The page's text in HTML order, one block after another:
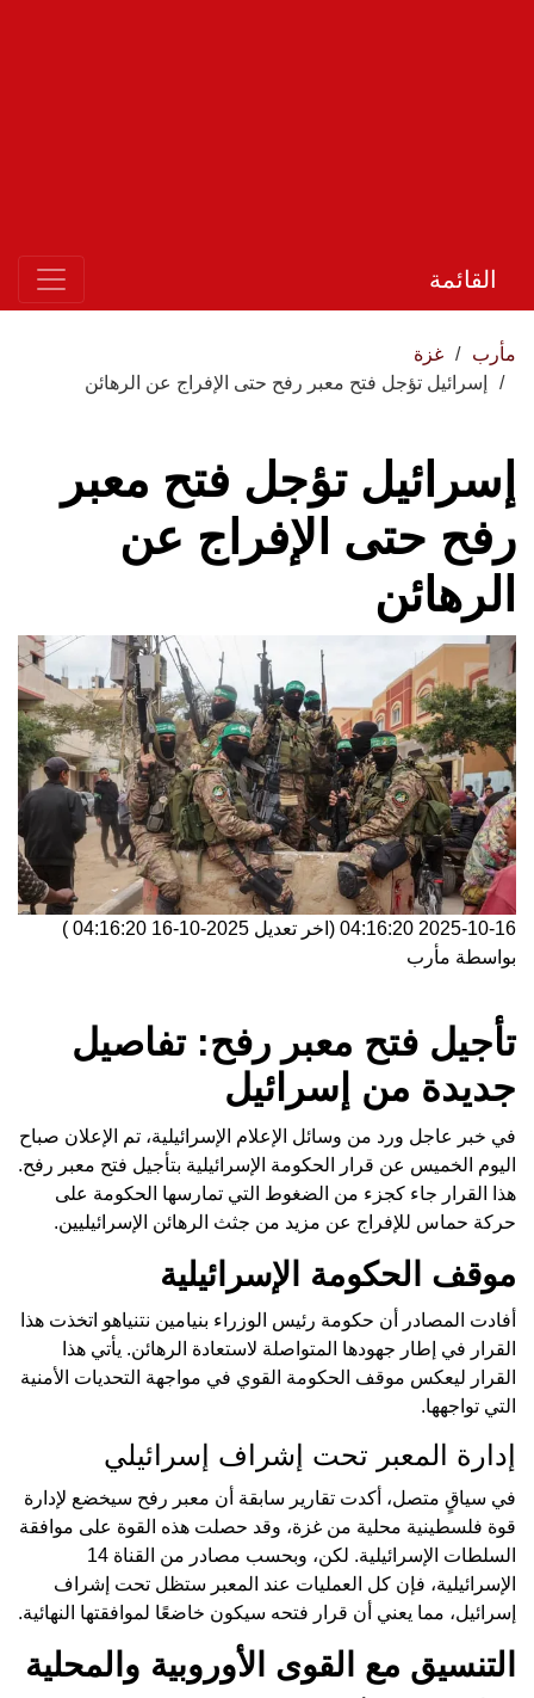
القائمة
مأرب
غزة
إسرائيل تؤجل فتح معبر رفح حتى الإفراج عن الرهائن
إسرائيل تؤجل فتح معبر
رفح حتى الإفراج عن
الرهائن
2025-10-16 04:16:20 (اخر تعديل 2025-10-16 04:16:20
)
بواسطة مأرب
تأجيل فتح معبر رفح: تفاصيل
جديدة من إسرائيل
في خبر عاجل ورد من وسائل الإعلام الإسرائيلية، تم الإعلان صباح
اليوم الخميس عن قرار الحكومة الإسرائيلية بتأجيل فتح معبر رفح.
هذا القرار جاء كجزء من الضغوط التي تمارسها الحكومة على
حركة حماس للإفراج عن مزيد من جثث الرهائن الإسرائيليين.
موقف الحكومة الإسرائيلية
أفادت المصادر أن حكومة رئيس الوزراء بنيامين نتنياهو اتخذت هذا
القرار في إطار جهودها المتواصلة لاستعادة الرهائن. يأتي هذا
القرار ليعكس موقف الحكومة القوي في مواجهة التحديات الأمنية
التي تواجهها.
إدارة المعبر تحت إشراف إسرائيلي
في سياقٍ متصل، أكدت تقارير سابقة أن معبر رفح سيخضع لإدارة
قوة فلسطينية محلية من غزة، وقد حصلت هذه القوة على موافقة
السلطات الإسرائيلية. لكن، وبحسب مصادر من القناة 14
الإسرائيلية، فإن كل العمليات عند المعبر ستظل تحت إشراف
إسرائيل، مما يعني أن قرار فتحه سيكون خاضعًا لموافقتها النهائية.
التنسيق مع القوى الأوروبية والمحلية